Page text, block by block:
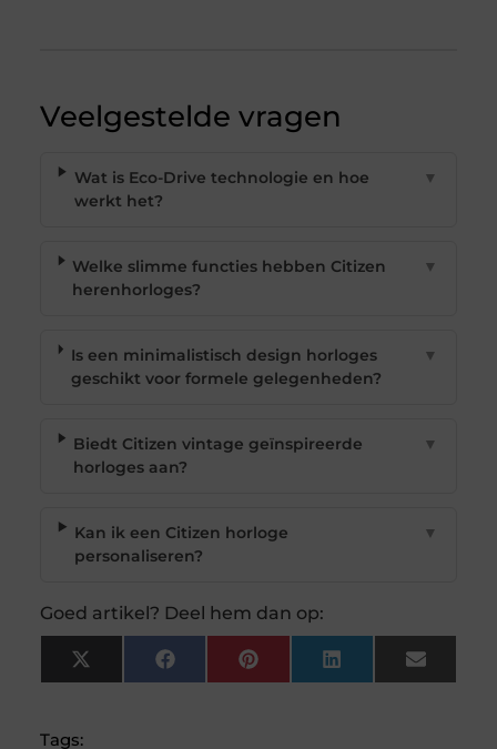
Veelgestelde vragen
Wat is Eco-Drive technologie en hoe
werkt het?
▼
Welke slimme functies hebben Citizen
herenhorloges?
▼
Is een minimalistisch design horloges
geschikt voor formele gelegenheden?
▼
Biedt Citizen vintage geïnspireerde
horloges aan?
▼
Kan ik een Citizen horloge
personaliseren?
▼
Goed artikel? Deel hem dan op:
X
(Twitter)
FacebookPinterest LinkedIn Email
Tags: